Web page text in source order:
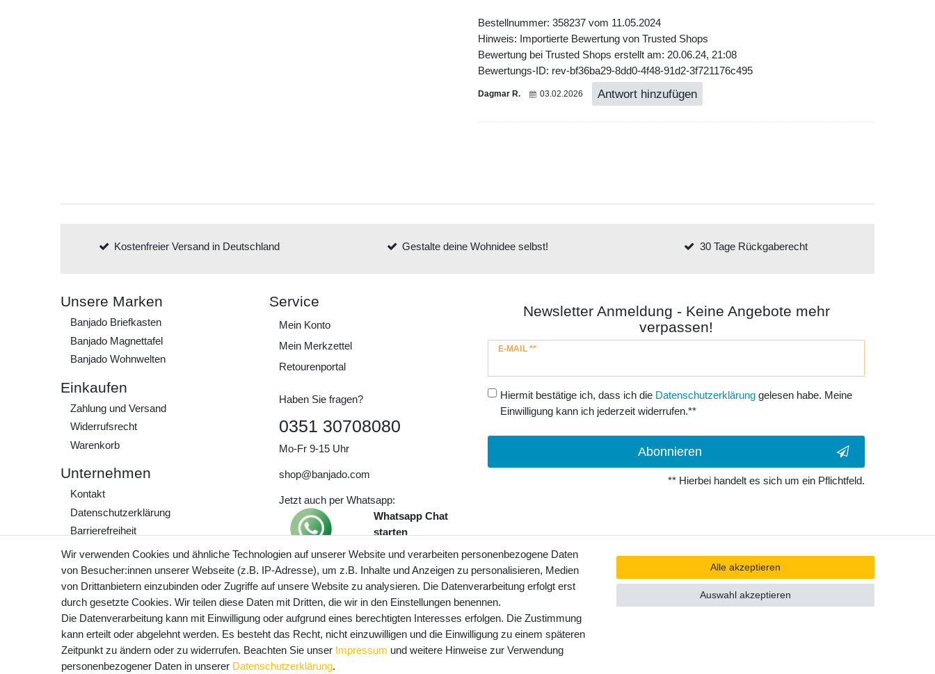
Bestellnummer: 358237 vom 11.05.2024
Hinweis: Importierte Bewertung von Trusted Shops
Bewertung bei Trusted Shops erstellt am: 20.06.24, 21:08
Bewertungs-ID: rev-bf36ba29-8dd0-4f48-91d2-3f721176c495
Dagmar R. 03.02.2026 Antwort hinzufügen
Kostenfreier Versand in Deutschland Gestalte deine Wohnidee selbst! 30 Tage Rückgaberecht
Unsere Marken
Banjado Briefkasten
Banjado Magnettafel
Banjado Wohnwelten
Einkaufen
Zahlung und Versand
Widerrufs­recht
Warenkorb
Unternehmen
Kontakt
Daten­schutz­erklärung
Barrierefreiheit
AGB
Impressum
Werde Teil unserer
Community
Service
Mein Konto
Mein Merkzettel
Retourenportal
Haben Sie fragen?
0351 30708080
Mo-Fr 9-15 Uhr
shop@banjado.com
Jetzt auch per Whatsapp:
Whatsapp Chat
starten
Preisangaben inkl. gesetzl. MwSt. und
zzgl. Service- und Versandkosten
Newsletter Anmeldung - Keine Angebote mehr
verpassen!
E-MAIL **
Newsletter
Hiermit bestätige ich, dass ich die Daten­schutz­erklärunggelesen habe. Meine
Einwilligung kann ich jederzeit widerrufen.**
Abonnieren
** Hierbei handelt es sich um ein Pflichtfeld.
Wir verwenden Cookies und ähnliche Technologien auf unserer Website und verarbeiten personenbezogene Daten
von Besucher:innen unserer Webseite (z.B. IP-Adresse), um z.B. Inhalte und Anzeigen zu personalisieren, Medien
von Drittanbietern einzubinden oder Zugriffe auf unsere Website zu analysieren. Die Datenverarbeitung erfolgt erst
durch gesetzte Cookies. Wir teilen diese Daten mit Dritten, die wir in den Einstellungen benennen.
Die Datenverarbeitung kann mit Einwilligung oder aufgrund eines berechtigten Interesses erfolgen. Die Zustimmung
kann erteilt oder abgelehnt werden. Es besteht das Recht, nicht einzuwilligen und die Einwilligung zu einem späteren
Zeitpunkt zu ändern oder zu widerrufen. Beachten Sie unser Impressum und weitere Hinweise zur Verwendung
personenbezogener Daten in unserer Daten­schutz­erklärung.
Alle akzeptieren
Auswahl akzeptieren